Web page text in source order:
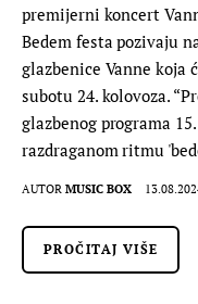
premijerni koncert
Bedem festa pozivaju
glazbenice Vanne koja
subotu 24. kolovoza.
glazbenog programa
razdraganom ritmu
AUTOR MUSIC BOX
PROČITAJ VIŠE